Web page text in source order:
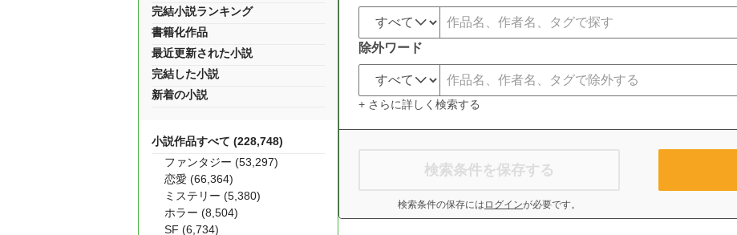
除外ワード
+ さらに詳しく検索する
検索条件を保存する
検索条件の保存には ログインが必要です。
完結小説ランキング
書籍化作品
最近更新された小説
完結した小説
新着の小説
小説作品すべて (228,748)
ファンタジー (53,297)
恋愛 (66,364)
ミステリー (5,380)
ホラー (8,504)
SF (6,734)